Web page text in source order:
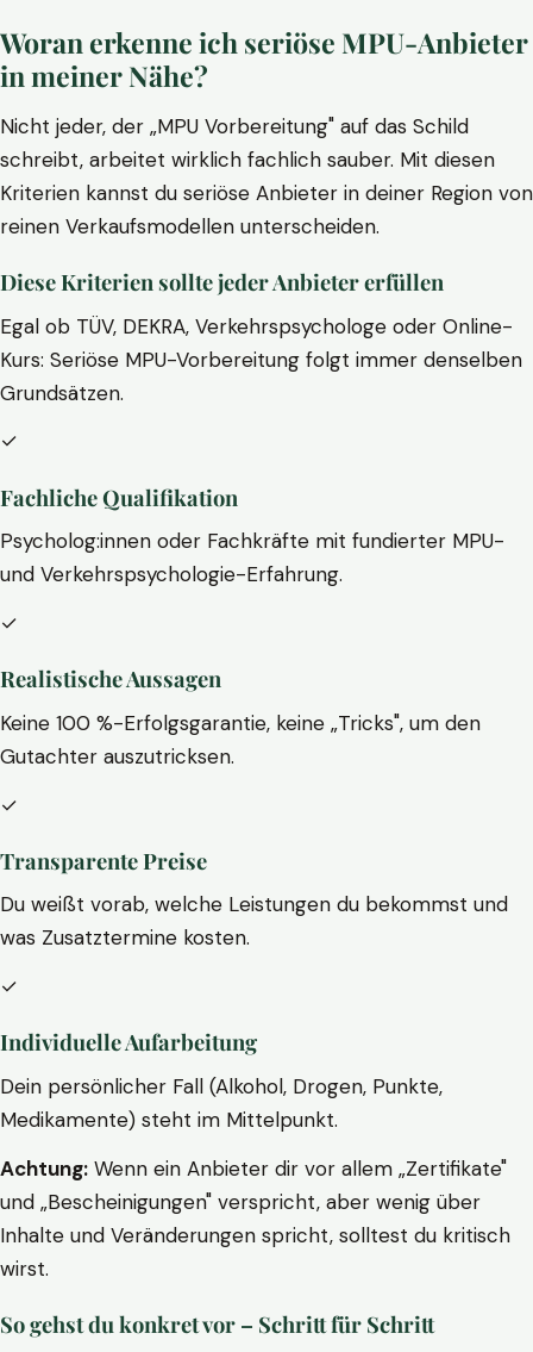
Woran erkenne ich seriöse MPU-Anbieter
in meiner Nähe?
Nicht jeder, der „MPU Vorbereitung" auf das Schild
schreibt, arbeitet wirklich fachlich sauber. Mit diesen
Kriterien kannst du seriöse Anbieter in deiner Region von
reinen Verkaufsmodellen unterscheiden.
Diese Kriterien sollte jeder Anbieter erfüllen
Egal ob TÜV, DEKRA, Verkehrspsychologe oder Online-
Kurs: Seriöse MPU-Vorbereitung folgt immer denselben
Grundsätzen.
✓
Fachliche Qualifikation
Psycholog:innen oder Fachkräfte mit fundierter MPU-
und Verkehrspsychologie-Erfahrung.
✓
Realistische Aussagen
Keine 100 %-Erfolgsgarantie, keine „Tricks", um den
Gutachter auszutricksen.
✓
Transparente Preise
Du weißt vorab, welche Leistungen du bekommst und
was Zusatztermine kosten.
✓
Individuelle Aufarbeitung
Dein persönlicher Fall (Alkohol, Drogen, Punkte,
Medikamente) steht im Mittelpunkt.
Achtung: Wenn ein Anbieter dir vor allem „Zertifikate"
und „Bescheinigungen" verspricht, aber wenig über
Inhalte und Veränderungen spricht, solltest du kritisch
wirst.
So gehst du konkret vor – Schritt für Schritt